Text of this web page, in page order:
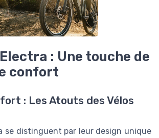
: Une touche de
confort
: Les Atouts des Vélos
se distinguent par leur design unique